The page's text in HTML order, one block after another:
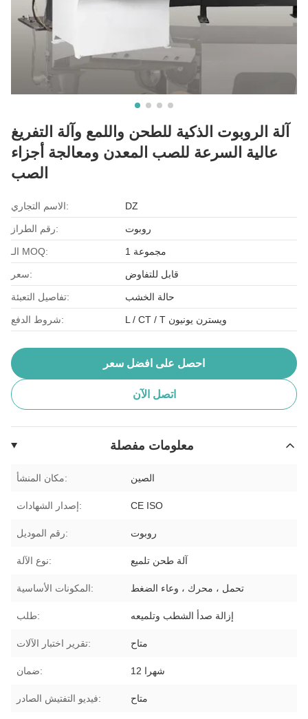
آلة الروبوت الذكية للطحن واللمع وآلة التفريغ
عالية السرعة للصب المعدن ومعالجة أجزاء
الصب
الاسم التجاري: DZ
رقم الطراز: روبوت
الـ MOQ: 1 مجموعة
سعر: قابل للتفاوض
تفاصيل التعبئة: حالة الخشب
شروط الدفع: L / CT / T ويسترن يونيون
احصل على افضل سعر
اتصل الآن
معلومات مفصلة
مكان المنشأ: الصين
إصدار الشهادات: CE ISO
رقم الموديل: روبوت
نوع الآلة: آلة طحن تلميع
المكونات الأساسية: تحمل ، محرك ، وعاء الضغط
طلب: إزالة صدأ الشطب وتلميعه
تقرير اختبار الآلات: متاح
ضمان: 12 شهرا
فيديو التفتيش الصادر: متاح